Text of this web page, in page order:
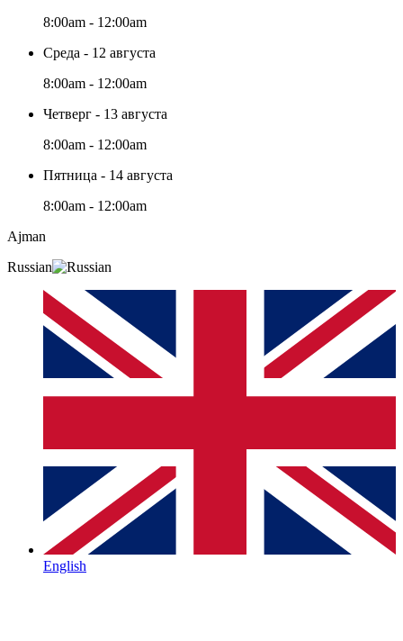
8:00am - 12:00am
Среда - 12 августа
8:00am - 12:00am
Четверг - 13 августа
8:00am - 12:00am
Пятница - 14 августа
8:00am - 12:00am
Ajman
Russian
English